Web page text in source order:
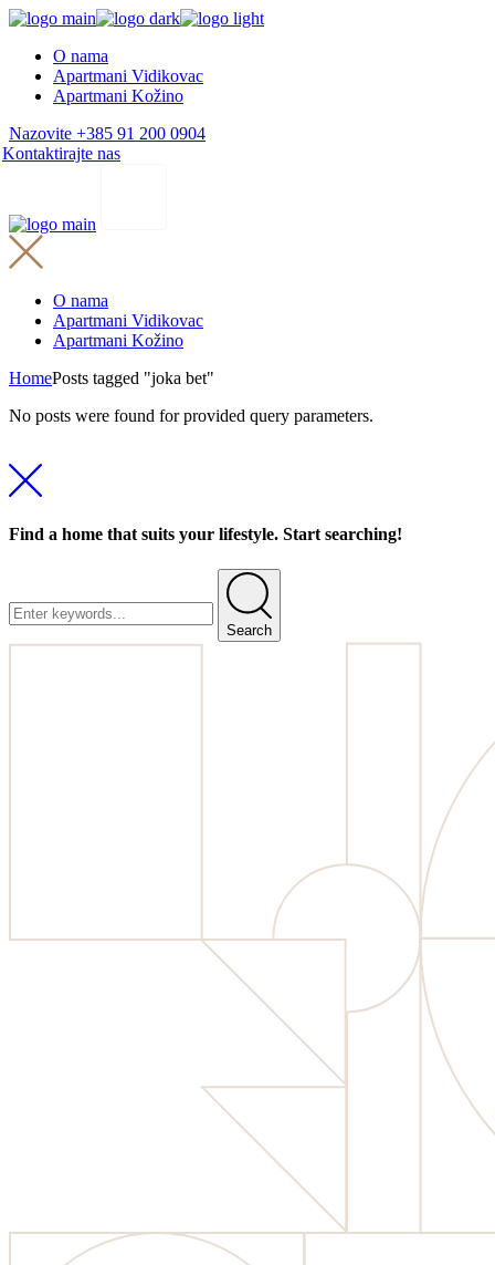
Skip
content
O nama
Apartmani Vidikovac
Apartmani Kožino
Nazovite +385 91 200 0904
Kontaktirajte nas
O nama
Apartmani Vidikovac
Apartmani Kožino
HomePosts tagged "joka bet"
No posts were found for provided query parameters.
Find a home that suits your lifestyle. Start searching!
Search